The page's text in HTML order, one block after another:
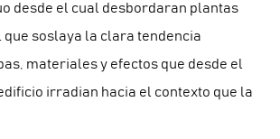
desde el cual desbordaran plantas
que soslaya la clara tendencia
materiales y efectos que desde el
irradian hacia el contexto que la